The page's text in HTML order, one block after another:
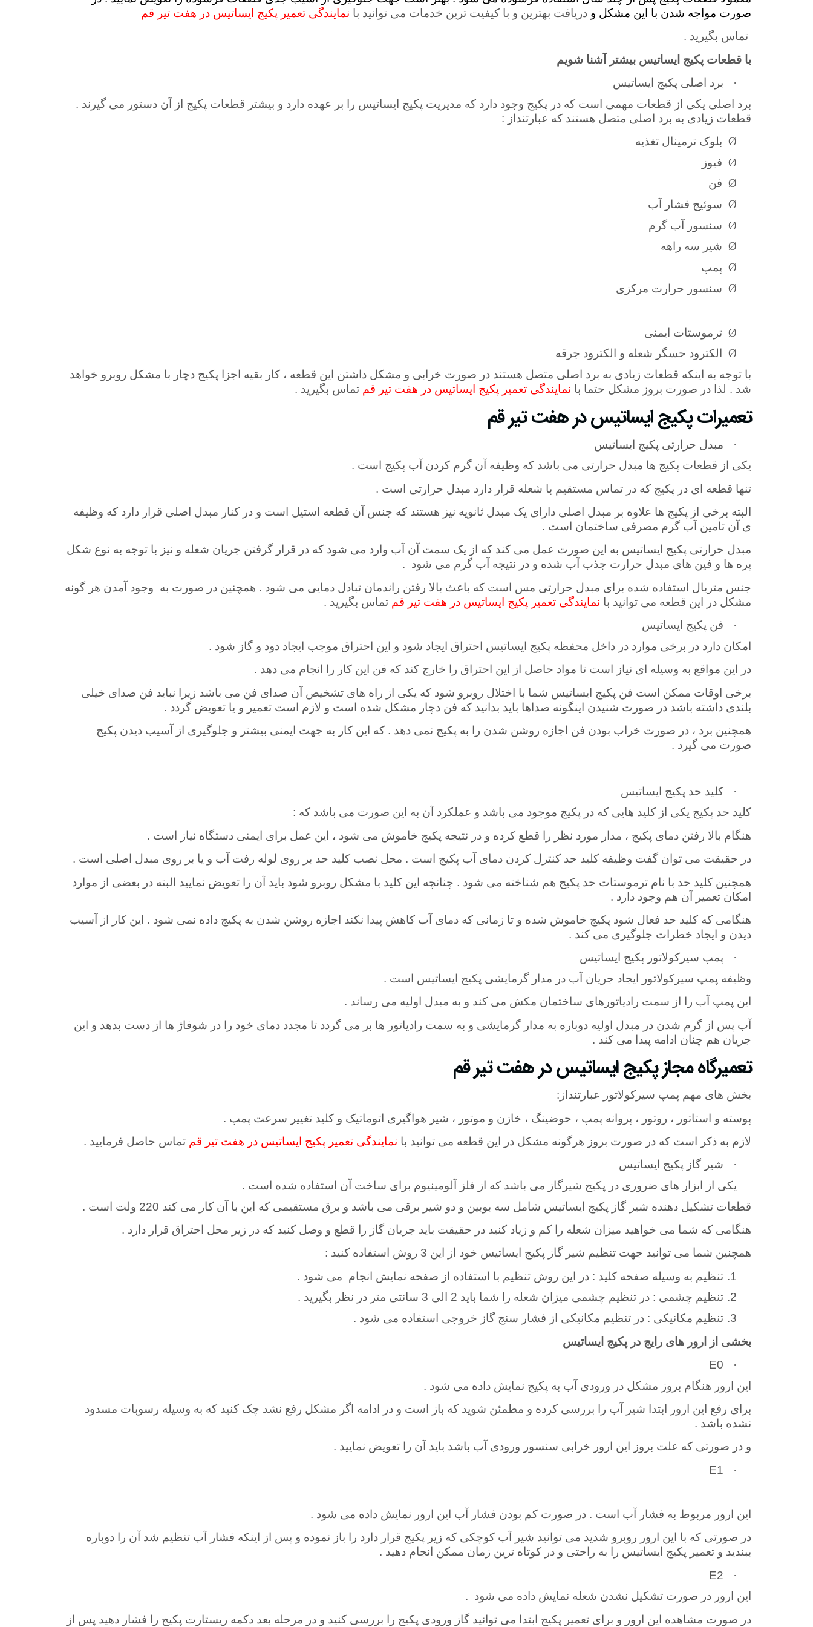
صورت مواجه شدن با این مشکل و دریافت بهترین و با کیفیت ترین خدمات می توانید با نمایندگی تعمیر پکیج ایساتیس در هفت تیر قم
تماس بگیرید .
با قطعات پکیج ایساتیس بیشتر آشنا شویم
·
برد اصلی پکیج ایساتیس
برد اصلی یکی از قطعات مهمی است که در پکیج وجود دارد که مدیریت پکیج ایساتیس را بر عهده دارد و بیشتر قطعات پکیج از آن دستور می گیرند .
قطعات زیادی به برد اصلی متصل هستند که عبارتنداز :
Ø بلوک ترمینال تغذیه
Ø فیوز
Ø فن
Ø سوئیچ فشار آب
Ø سنسور آب گرم
Ø شیر سه راهه
Ø پمپ
Ø سنسور حرارت مرکزی
Ø ترموستات ایمنی
Ø
الکترود حسگر شعله و الکترود جرقه
با توجه به اینکه قطعات زیادی به برد اصلی متصل هستند در صورت خرابی و مشکل داشتن این قطعه ، کار بقیه اجزا پکیج دچار با مشکل روبرو خواهد
شد . لذا در صورت بروز مشکل حتما با نمایندگی تعمیر پکیج ایساتیس در هفت تیر قم تماس بگیرید .
تعمیرات پکیج ایساتیس در هفت تیر قم
·
مبدل حرارتی پکیج ایساتیس
یکی از قطعات پکیج ها مبدل حرارتی می باشد که وظیفه آن گرم‌ کردن آب پکیج است .
تنها قطعه ای در پکیج که در تماس مستقیم با شعله قرار دارد مبدل حرارتی است .
البته برخی از پکیج ها علاوه بر مبدل اصلی دارای یک مبدل ثانویه نیز هستند که جنس آن قطعه استیل است و در کنار مبدل اصلی قرار دارد که وظیفه
ی آن تامین آب گرم مصرفی ساختمان است .
مبدل حرارتی پکیج ایساتیس به این صورت عمل می کند که از یک سمت آن آب وارد می شود که در قرار گرفتن جریان شعله و نیز با توجه به نوع شکل
پره ها و فین های مبدل حرارت جذب آب شده و در نتیجه آب گرم می شود .
جنس متریال استفاده شده برای مبدل حرارتی مس است که باعث بالا رفتن راندمان تبادل دمایی می شود . همچنین در صورت به وجود آمدن هر گونه
مشکل در این قطعه می توانید با نمایندگی تعمیر پکیج ایساتیس در هفت تیر قم تماس بگیرید .
·
فن پکیج ایساتیس
امکان دارد در برخی موارد در داخل محفظه پکیج ایساتیس احتراق ایجاد شود و این احتراق موجب ایجاد دود و گاز شود .
در این مواقع به وسیله ای نیاز است تا مواد حاصل از این احتراق را خارج کند که فن این کار را انجام می دهد .
برخی اوقات ممکن است فن پکیج ایساتیس شما با اختلال روبرو شود که یکی از راه های تشخیص آن صدای فن می باشد زیرا نباید فن صدای خیلی
بلندی داشته باشد در صورت شنیدن اینگونه صداها باید بدانید که فن دچار مشکل شده است و لازم است تعمیر و یا تعویض گردد .
همچنین برد ، در صورت خراب بودن فن اجازه روشن شدن را به پکیج نمی دهد . که این کار به جهت ایمنی بیشتر و جلوگیری از آسیب دیدن پکیج
صورت می گیرد .
·
کلید حد پکیج ایساتیس
کلید حد پکیج یکی از کلید هایی که در پکیج موجود می باشد و عملکرد آن به این صورت می باشد که :
هنگام بالا رفتن دمای پکیج ، مدار مورد نظر را قطع کرده و در نتیجه پکیج خاموش می ‌شود ، این عمل برای ایمنی دستگاه نیاز است .
در حقیقت می‌ توان گفت وظیفه کلید حد کنترل کردن دمای آب پکیج است . محل نصب کلید حد بر روی لوله رفت آب و یا بر روی مبدل اصلی است .
همچنین کلید حد با نام ترموستات حد پکیج هم شناخته می شود . چنانچه این کلید با مشکل روبرو شود باید آن را تعویض نمایید البته در بعضی از موارد
امکان تعمیر آن هم وجود دارد .
هنگامی که کلید حد فعال شود پکیج خاموش شده و تا زمانی که دمای آب کاهش پیدا نکند اجازه روشن شدن به پکیج داده نمی شود . این کار از آسیب
دیدن و ایجاد خطرات جلوگیری می کند .
·
پمپ سیرکولاتور پکیج ایساتیس
وظیفه پمپ سیرکولاتور ایجاد جریان آب در مدار گرمایشی پکیج ایساتیس است .
این پمپ آب را از سمت رادیاتورهای ساختمان مکش می کند و به مبدل اولیه می رساند .
آب پس از گرم شدن در مبدل اولیه دوباره به مدار گرمایشی و به سمت رادیاتور ها بر می گردد تا مجدد دمای خود را در شوفاژ ها از دست بدهد و این
جریان هم چنان ادامه پیدا می کند .
تعمیرگاه مجاز پکیج ایساتیس در هفت تیر قم
بخش های مهم پمپ سیرکولاتور عبارتنداز :
پوسته و استاتور ، روتور ، پروانه پمپ ، حوضینگ ، خازن و موتور ، شیر هواگیری اتوماتیک و کلید تغییر سرعت پمپ .
لازم به ذکر است که در صورت بروز هرگونه مشکل در این قطعه می توانید با نمایندگی تعمیر پکیج ایساتیس در هفت تیر قم تماس حاصل فرمایید .
·
شیر گاز پکیج ایساتیس
یکی از ابزار های ضروری در پکیج شیر‌گاز می باشد که از فلز آلومینیوم برای ساخت آن استفاده شده است .
قطعات تشکیل دهنده شیر گاز پکیج ایساتیس شامل سه بوبین و دو شیر برقی می باشد و برق مستقیمی که این با آن کار می کند 220 ولت است .
هنگامی که شما می خواهید میزان شعله را کم و زیاد کنید در حقیقت باید جریان گاز را قطع و وصل کنید که در زیر محل احتراق قرار دارد .
همچنین شما می توانید جهت تنظیم شیر گاز پکیج ایساتیس خود از این 3 روش استفاده کنید :
1. تنظیم به وسیله صفحه کلید : در این روش تنظیم با استفاده از صفحه نمایش انجام می شود .
2. تنظیم چشمی : در تنظیم چشمی میزان شعله را شما باید 2 الی 3 سانتی متر در نظر بگیرید
.
3. تنظیم مکانیکی : در تنظیم مکانیکی از فشار سنج گاز خروجی استفاده می شود .
بخشی از ارور های رایج در پکیج ایساتیس
·
E0
این ارور هنگام بروز مشکل در ورودی آب به پکیج نمایش داده می شود .
برای رفع این ارور ابتدا شیر آب را بررسی کرده و مطمئن شوید که باز است و در ادامه اگر مشکل رفع نشد چک کنید که به وسیله رسوبات مسدود
نشده باشد .
و در صورتی که علت بروز این ارور خرابی سنسور ورودی آب باشد باید آن را تعویض نمایید .
·
E1
این ارور مربوط به فشار آب است . در صورت کم بودن فشار آب این ارور نمایش داده می شود .
در صورتی که با این ارور روبرو شدید می‌ توانید شیر آب کوچکی که زیر پکیج قرار دارد را باز نموده و پس از اینکه فشار آب تنظیم شد آن را دوباره
ببندید و تعمیر پکیج ایساتیس را به راحتی و در کوتاه ترین زمان ممکن انجام دهید .
·
E2
این ارور در صورت تشکیل نشدن شعله نمایش داده می شود .
در صورت مشاهده این ارور و برای تعمیر پکیج ابتدا می ‌توانید گاز ورودی پکیج را بررسی کنید و در مرحله بعد دکمه ریستارت پکیج را فشار دهید پس از